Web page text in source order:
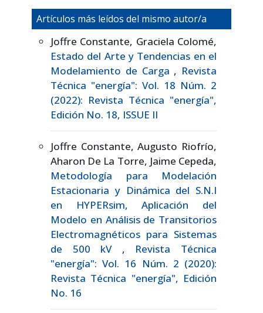
Artículos más leídos del mismo autor/a
Joffre Constante, Graciela Colomé,
Estado del Arte y Tendencias en el
Modelamiento de Carga , Revista
Técnica "energía": Vol. 18 Núm. 2
(2022): Revista Técnica "energía",
Edición No. 18, ISSUE II
Joffre Constante, Augusto Riofrío,
Aharon De La Torre, Jaime Cepeda,
Metodología para Modelación
Estacionaria y Dinámica del S.N.I
en HYPERsim, Aplicación del
Modelo en Análisis de Transitorios
Electromagnéticos para Sistemas
de 500 kV , Revista Técnica
"energía": Vol. 16 Núm. 2 (2020):
Revista Técnica "energía", Edición
No. 16